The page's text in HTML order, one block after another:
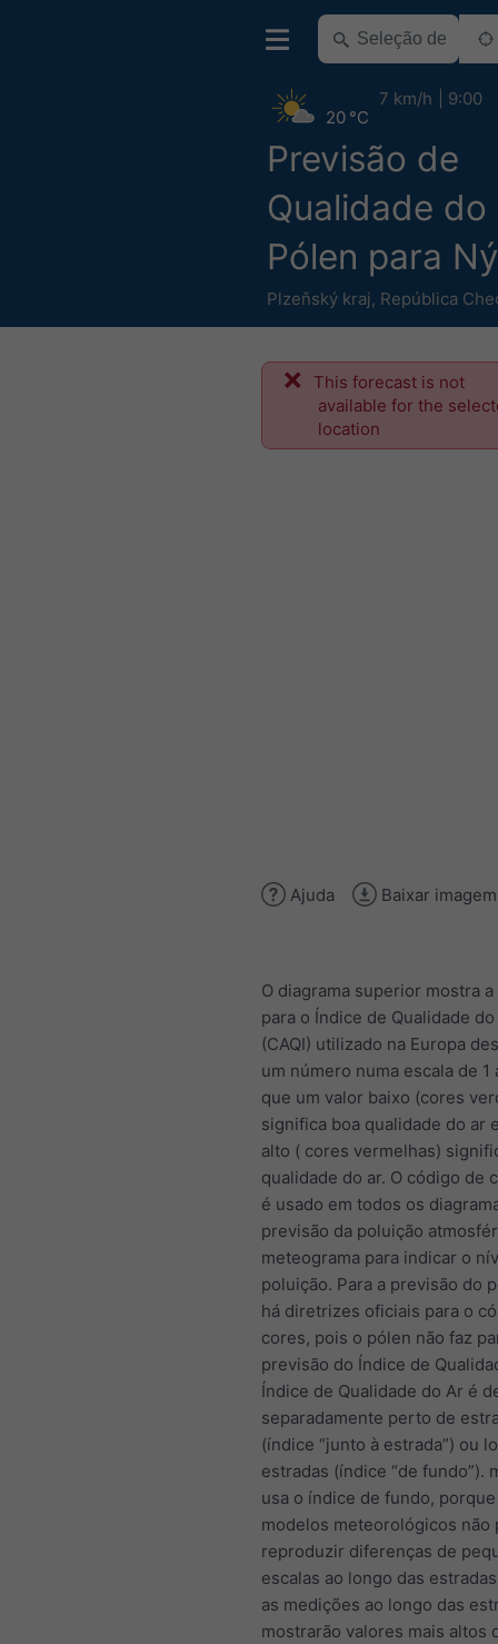
Previsão de
Qualidade do
Pólen para
Plzeňský kraj, República
20 °C
7 km/h 9:00
This forecast is not
available for the
location
Ajuda Baixar imagem
O diagrama superior mostra
para o Índice de Qualidade
(CAQI) utilizado na Europa
um número numa escala de 1
que um valor baixo (cores
significa boa qualidade do ar
alto ( cores vermelhas)
qualidade do ar. O código de
é usado em todos os
previsão da poluição
meteograma para indicar o
poluição. Para a previsão do
há diretrizes oficiais para o
cores, pois o pólen não faz
previsão do Índice de
Índice de Qualidade do Ar é
separadamente perto de
(índice “junto à estrada”) ou
estradas (índice “de fundo”).
usa o índice de fundo,
modelos meteorológicos não
reproduzir diferenças de
escalas ao longo das
as medições ao longo das
mostrarão valores mais altos